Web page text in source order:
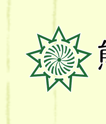
熊
取
町
Kumatori